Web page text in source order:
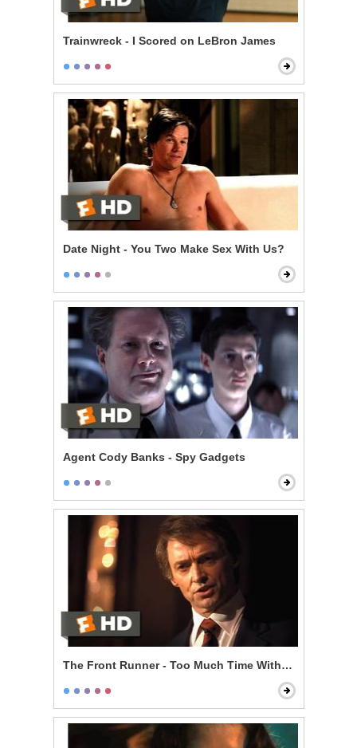
Trainwreck - I Scored on LeBron James
Date Night - You Two Make Sex With Us?
Agent Cody Banks - Spy Gadgets
The Front Runner - Too Much Time With an